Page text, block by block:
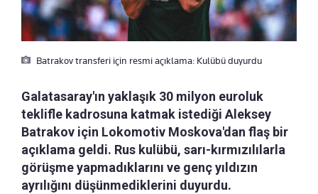
Batrakov transferi için resmi açıklama: Kulübü duyurdu
Galatasaray'ın yaklaşık 30 milyon euroluk
teklifle kadrosuna katmak istediği Aleksey
Batrakov için Lokomotiv Moskova'dan flaş bir
açıklama geldi. Rus kulübü, sarı-kırmızılılarla
görüşme yapmadıklarını ve genç yıldızın
ayrılığını düşünmediklerini duyurdu.